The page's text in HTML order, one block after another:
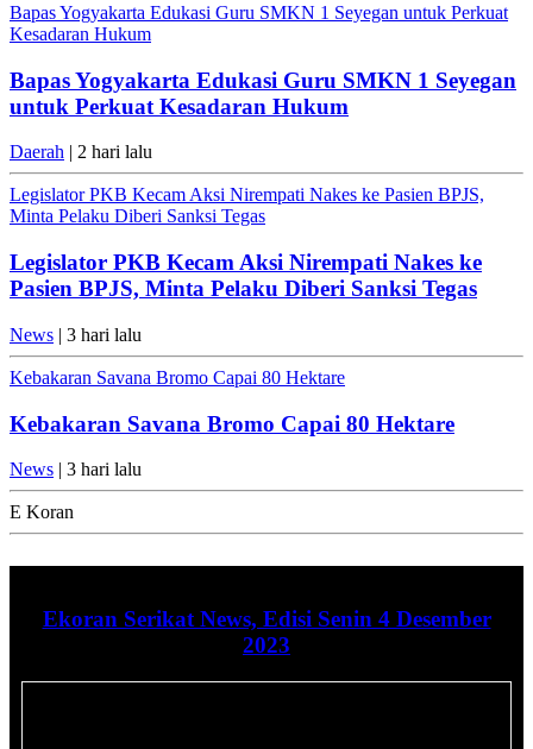
Bapas Yogyakarta Edukasi Guru SMKN 1 Seyegan untuk Perkuat
Kesadaran Hukum
Bapas Yogyakarta Edukasi Guru SMKN 1 Seyegan
untuk Perkuat Kesadaran Hukum
Daerah | 2 hari lalu
Legislator PKB Kecam Aksi Nirempati Nakes ke Pasien BPJS,
Minta Pelaku Diberi Sanksi Tegas
Legislator PKB Kecam Aksi Nirempati Nakes ke
Pasien BPJS, Minta Pelaku Diberi Sanksi Tegas
News | 3 hari lalu
Kebakaran Savana Bromo Capai 80 Hektare
Kebakaran Savana Bromo Capai 80 Hektare
News | 3 hari lalu
E Koran
Ekoran Serikat News, Edisi Senin 4 Desember
2023